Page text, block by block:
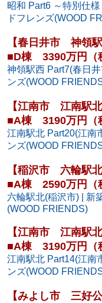
昭和 Part6 ～特別仕
ドフレンズ(WOOD
【春日井市 神領駅
■D棟 3390万円（
神領駅西 Part7(春日
ンズ(WOOD
【江南市 江南駅北
■A棟 3190万円（
江南駅北 Part20(江南
ンズ(WOOD
【稲沢市 六輪駅北
■A棟 2590万円（
六輪駅北(稲沢市) | 新
(WOOD FRIENDS)
【江南市 江南駅北
■A棟 3190万円（
江南駅北 Part14(江南
ンズ(WOOD
【みよし市 三好公